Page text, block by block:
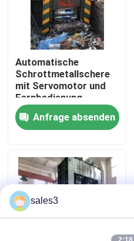
Werksbesichtigung
Qualitätskontrolle
Kontakt mit uns
Neuigkeiten
Rechtssachen
Bitte um ein Angebot
Industrielle
Automatische
Schrottmetallschere
mit Servomotor und
Fernbedienung
Anfrage absenden
sales3